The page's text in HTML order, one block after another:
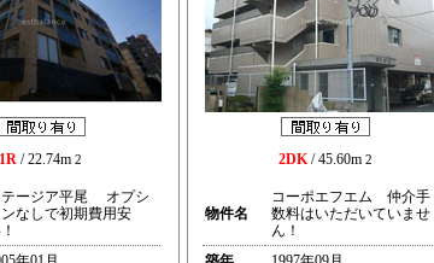
1R / 22.74m 2
テージア平尾 オプシ
ンなしで初期費用安
2DK/ 45.60m 2
物件名
コーポエフエム 仲介手
数料はいただいていませ
ん！